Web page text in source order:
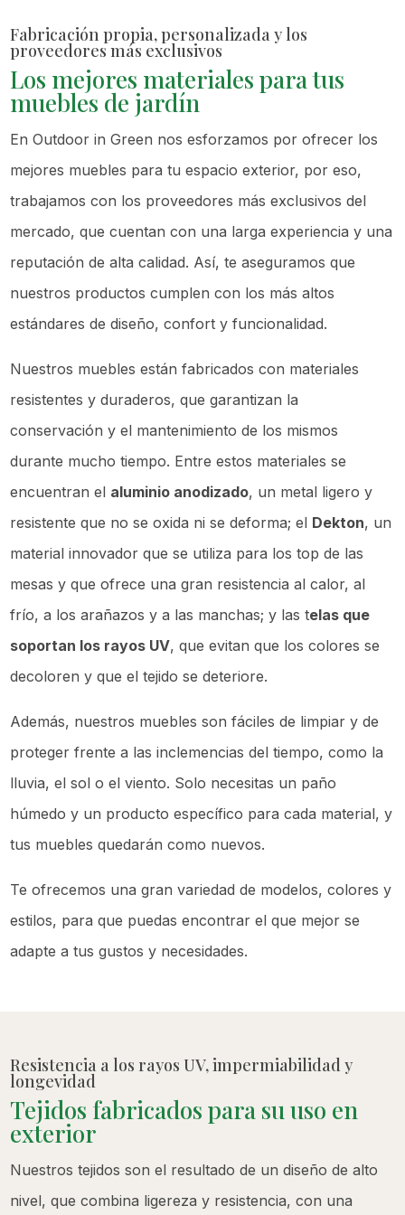
Fabricación propia, personalizada y los
proveedores más exclusivos
Los mejores materiales para tus
muebles de jardín
En Outdoor in Green nos esforzamos por ofrecer los
mejores muebles para tu espacio exterior, por eso,
trabajamos con los proveedores más exclusivos del
mercado, que cuentan con una larga experiencia y una
reputación de alta calidad. Así, te aseguramos que
nuestros productos cumplen con los más altos
estándares de diseño, confort y funcionalidad.
Nuestros muebles están fabricados con materiales
resistentes y duraderos, que garantizan la
conservación y el mantenimiento de los mismos
durante mucho tiempo. Entre estos materiales se
encuentran el aluminio anodizado, un metal ligero y
resistente que no se oxida ni se deforma; el Dekton, un
material innovador que se utiliza para los top de las
mesas y que ofrece una gran resistencia al calor, al
frío, a los arañazos y a las manchas; y las telas que
soportan los rayos UV, que evitan que los colores se
decoloren y que el tejido se deteriore.
Además, nuestros muebles son fáciles de limpiar y de
proteger frente a las inclemencias del tiempo, como la
lluvia, el sol o el viento. Solo necesitas un paño
húmedo y un producto específico para cada material, y
tus muebles quedarán como nuevos.
Te ofrecemos una gran variedad de modelos, colores y
estilos, para que puedas encontrar el que mejor se
adapte a tus gustos y necesidades.
Resistencia a los rayos UV, impermiabilidad y
longevidad
Tejidos fabricados para su uso en
exterior
Nuestros tejidos son el resultado de un diseño de alto
nivel, que combina ligereza y resistencia, con una